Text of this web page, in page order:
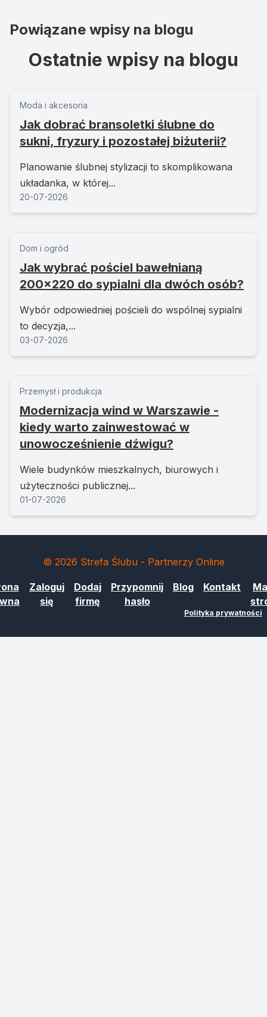
Powiązane wpisy na blogu
Ostatnie wpisy na blogu
Moda i akcesoria
Jak dobrać bransoletki ślubne do
sukni, fryzury i pozostałej biżuterii?
Planowanie ślubnej stylizacji to skomplikowana
układanka, w której...
20-07-2026
Dom i ogród
Jak wybrać pościel bawełnianą
200x220 do sypialni dla dwóch osób?
Wybór odpowiedniej pościeli do wspólnej sypialni
to decyzja,...
03-07-2026
Przemysł i produkcja
Modernizacja wind w Warszawie -
kiedy warto zainwestować w
unowocześnienie dźwigu?
Wiele budynków mieszkalnych, biurowych i
użyteczności publicznej...
01-07-2026
© 2026 Strefa Ślubu - Partnerzy Online
Zaloguj
się
Dodaj
firmę
Przypomnij
hasło
Blog Kontakt
Polityka prywatności